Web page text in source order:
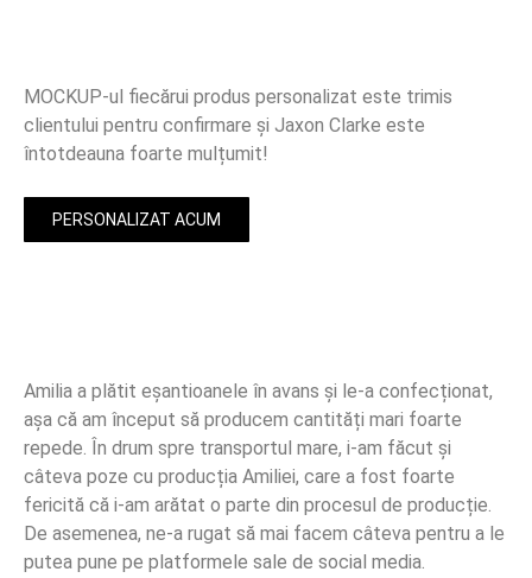
MOCKUP-ul fiecărui produs personalizat este trimis
clientului pentru confirmare și Jaxon Clarke este
întotdeauna foarte mulțumit!
PERSONALIZAT ACUM
Amilia a plătit eșantioanele în avans și le-a confecționat,
așa că am început să producem cantități mari foarte
repede. În drum spre transportul mare, i-am făcut și
câteva poze cu producția Amiliei, care a fost foarte
fericită că i-am arătat o parte din procesul de producție.
De asemenea, ne-a rugat să mai facem câteva pentru a le
putea pune pe platformele sale de social media.